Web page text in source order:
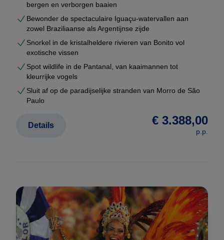
bergen en verborgen baaien
Bewonder de spectaculaire Iguaçu-watervallen aan
zowel Braziliaanse als Argentijnse zijde
Snorkel in de kristalheldere rivieren van Bonito vol
exotische vissen
Spot wildlife in de Pantanal, van kaaimannen tot
kleurrijke vogels
Sluit af op de paradijselijke stranden van Morro de São
Paulo
€ 3.388,00
p.p.
Details